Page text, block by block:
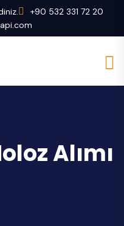
+90 532 331 72 20
Alımı